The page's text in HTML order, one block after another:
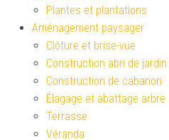
Plantes et plantations
Aménagement paysager
Clôture et brise-vue
Construction abri de jardin
Construction de cabanon
Élagage et abattage arbre
Terrasse
Véranda